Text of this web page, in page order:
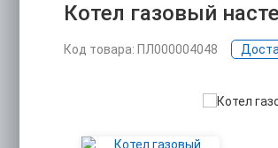
Котел газовый
Код товара: ПЛ000004048